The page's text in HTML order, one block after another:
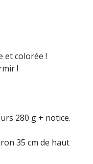
et colorée !
!
280 g + notice.
35 cm de haut